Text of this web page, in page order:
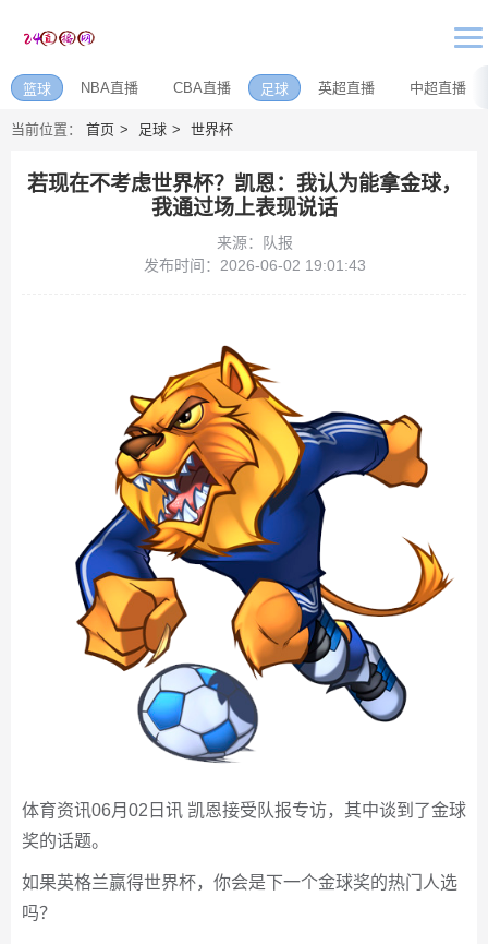
篮球 NBA直播 CBA直播 足球 英超直播 中超直播
当前位置： 首页 足球 世界杯
若现在不考虑世界杯？凯恩：我认为能拿金球，
我通过场上表现说话
来源：队报
发布时间：2026-06-02 19:01:43
体育资讯06月02日讯 凯恩接受队报专访，其中谈到了金球
奖的话题。
如果英格兰赢得世界杯，你会是下一个金球奖的热门人选
吗？